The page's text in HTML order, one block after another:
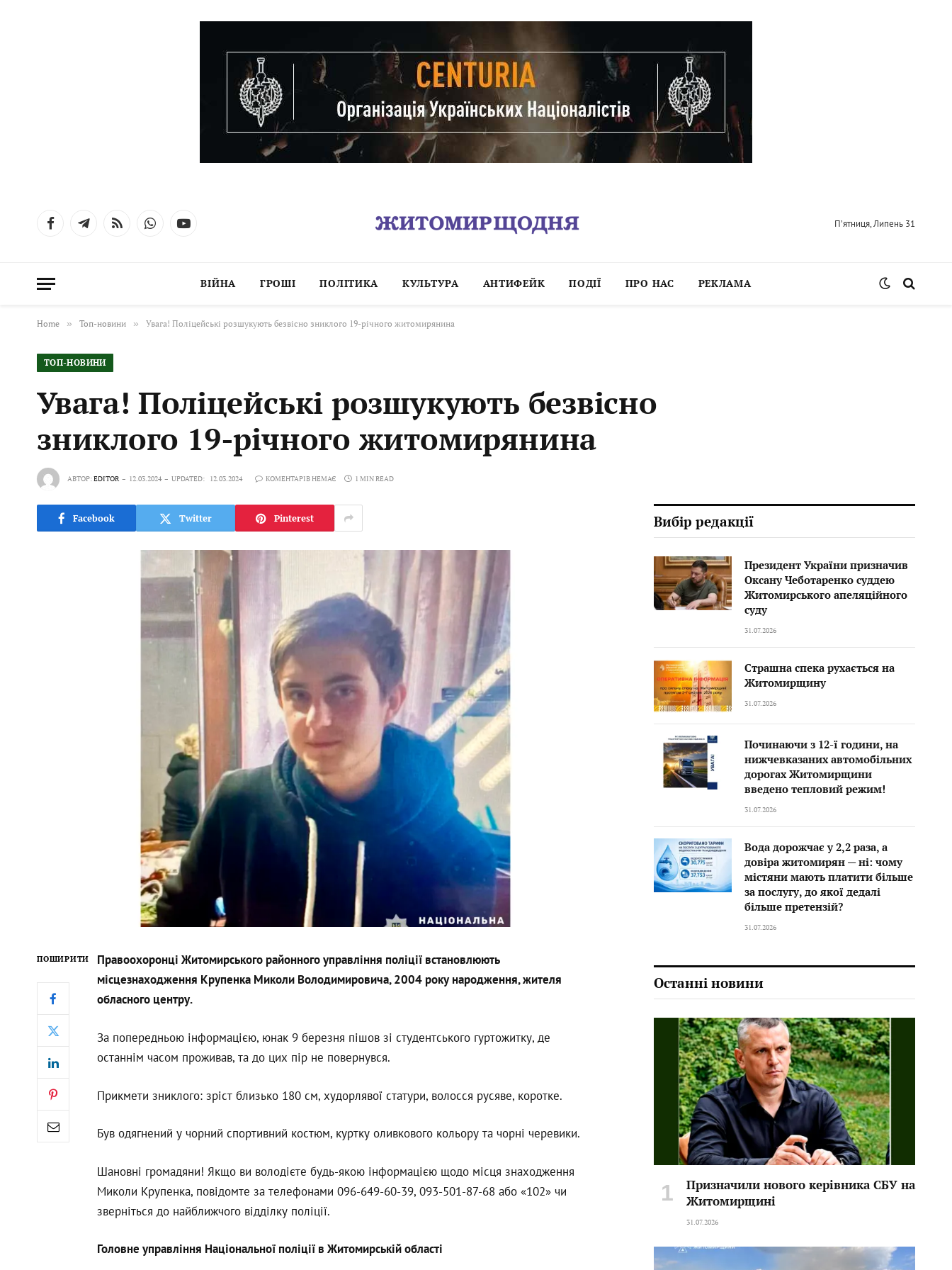
FacebookTelegramRSS WhatsAppYouTube П’ятниця, Липень 31
ВІЙНА ГРОШІ ПОЛІТИКА КУЛЬТУРА АНТИФЕЙК ПОДІЇ ПРО НАС РЕКЛАМА
Home » Топ-новини » Увага! Поліцейські розшукують безвісно зниклого 19-річного житомирянина
ТОП-НОВИНИ
Увага! Поліцейські розшукують безвісно
зниклого 19-річного житомирянина
АВТОР:EDITOR 12.03.2024 UPDATED: 12.03.2024 КОМЕНТАРІВ НЕМАЄ 1 MIN READ
Facebook Twitter Pinterest
ПОШИРИТИ
Правоохоронці Житомирського районного управління поліції встановлюють
місцезнаходження Крупенка Миколи Володимировича, 2004 року народження, жителя
обласного центру.
За попередньою інформацією, юнак 9 березня пішов зі студентського гуртожитку, де
останнім часом проживав, та до цих пір не повернувся.
Прикмети зниклого: зріст близько 180 см, худорлявої статури, волосся русяве, коротке.
Був одягнений у чорний спортивний костюм, куртку оливкового кольору та чорні черевики.
Шановні громадяни! Якщо ви володієте будь-якою інформацією щодо місця знаходження
Миколи Крупенка, повідомте за телефонами 096-649-60-39, 093-501-87-68 або «102» чи
зверніться до найближчого відділку поліції.
Головне управління Національної поліції в Житомирській області
Вибір редакції
Президент України призначив
Оксану Чеботаренко суддею
Житомирського апеляційного
суду
31.07.2026
Страшна спека рухається на
Житомирщину
31.07.2026
Починаючи з 12-ї години, на
нижчевказаних автомобільних
дорогах Житомирщини
введено тепловий режим!
31.07.2026
Вода дорожчає у 2,2 раза, а
довіра житомирян — ні: чому
містяни мають платити більше
за послугу, до якої дедалі
більше претензій?
31.07.2026
Останні новини
Призначили нового керівника СБУ на
Житомирщині
31.07.2026